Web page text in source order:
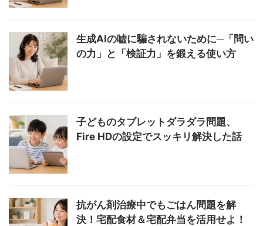
生成AIの嘘に騙されないために─「問い
の力」と「検証力」を鍛える使い方
子どものタブレットダラダラ問題、
Fire HDの設定でスッキリ解決した話
抗がん剤治療中でもごはん問題を解
決！宅配食材＆宅配弁当を活用せよ！